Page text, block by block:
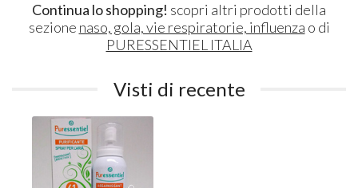
Continua lo shopping! scopri altri prodotti della
sezione naso, gola, vie respiratorie, influenza o di
PURESSENTIEL ITALIA
Visti di recente